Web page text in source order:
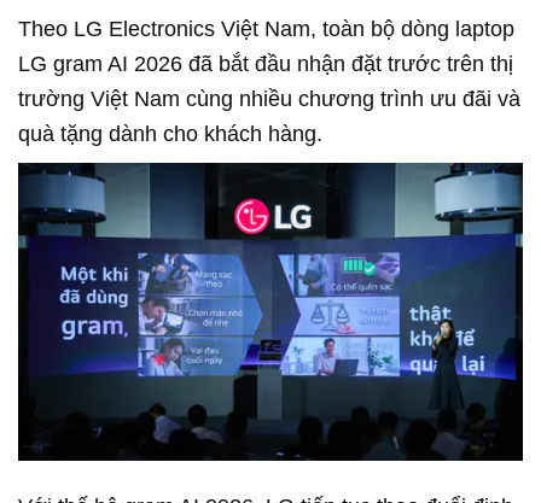
Theo LG Electronics Việt Nam, toàn bộ dòng laptop
LG gram AI 2026 đã bắt đầu nhận đặt trước trên thị
trường Việt Nam cùng nhiều chương trình ưu đãi và
quà tặng dành cho khách hàng.